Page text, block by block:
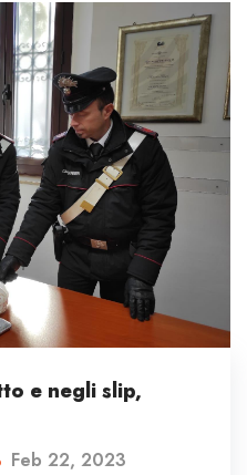
e negli slip,
Feb 22, 2023